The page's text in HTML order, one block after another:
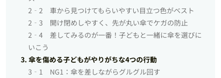
2‐2 車から見つけてもらいやすい目立つ色がベスト
2‐3 開け閉めしやすく、先が丸い傘でケガの防止
2‐4 差してみるのが一番！子どもと一緒に傘を選びに
いこう
3. 傘を傷める子どもがやりがちな4つの行動
3‐1 NG1：傘を差しながらグルグル回す